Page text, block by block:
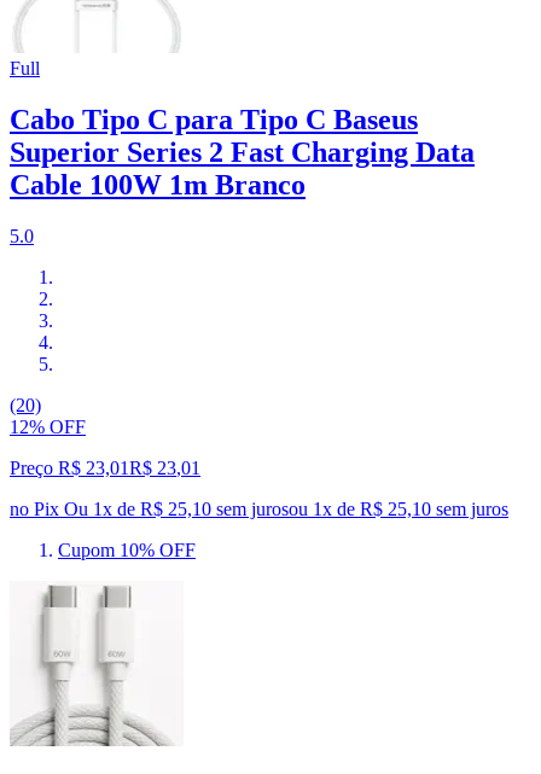
Full
Cabo Tipo C para Tipo C Baseus
Superior Series 2 Fast Charging Data
Cable 100W 1m Branco
5.0
(20)
12% OFF
Preço R$ 23,01R$ 23,01
no Pix Ou 1x de R$ 25,10 sem jurosou 1x de R$ 25,10 sem juros
Cupom 10% OFF